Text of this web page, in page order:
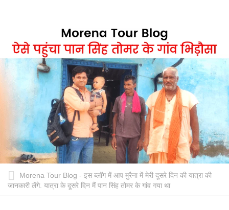
Morena Tour Blog - इस ब्लॉग में आप मुरैना में मेरी दूसरे दिन की यात्रा की
जानकारी लेंगे. यात्रा के दूसरे दिन मैं पान सिंह तोमर के गांव गया था